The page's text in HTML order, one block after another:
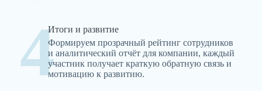
4Итоги и развитие
Формируем прозрачный рейтинг сотрудников
и аналитический отчёт для компании, каждый
участник получает краткую обратную связь и
мотивацию к развитию.